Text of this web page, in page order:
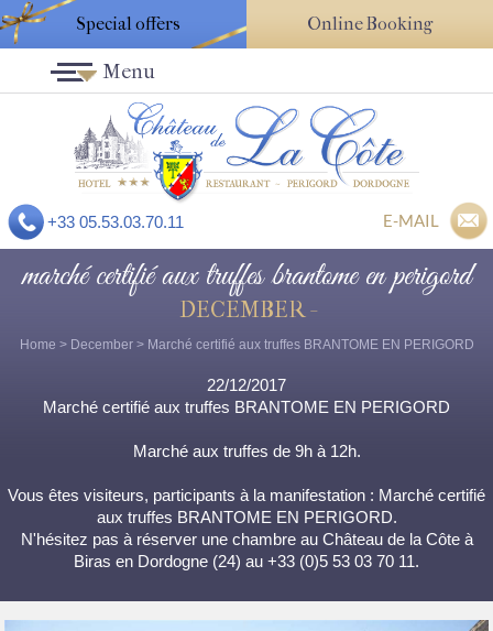
Special offers Online Booking
+33 05.53.03.70.11 E-MAIL
Menu
marché certifié aux truffes brantome en perigord
DECEMBER -
Home > December> Marché certifié aux truffes BRANTOME EN PERIGORD
22/12/2017
Marché certifié aux truffes BRANTOME EN PERIGORD
Marché aux truffes de 9h à 12h.
Vous êtes visiteurs, participants à la manifestation : Marché certifié
aux truffes BRANTOME EN PERIGORD.
N'hésitez pas à réserver une chambre au Château de la Côte à
Biras en Dordogne (24) au +33 (0)5 53 03 70 11.